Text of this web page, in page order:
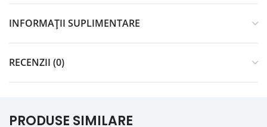
INFORMAȚII SUPLIMENTARE
RECENZII (0)
PRODUSE SIMILARE